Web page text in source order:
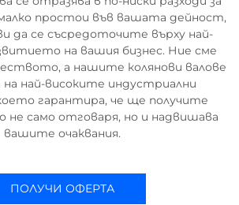
простои във вашата дейност,
да се съсредоточите върху най-
на вашия бизнес. Ние сме
а нашите колянови валове
най-високите индустриални
гарантира, че ще получите
не само отговаря, но и надвишава
вашите очаквания.
ПОЛУЧИ ОФЕРТА